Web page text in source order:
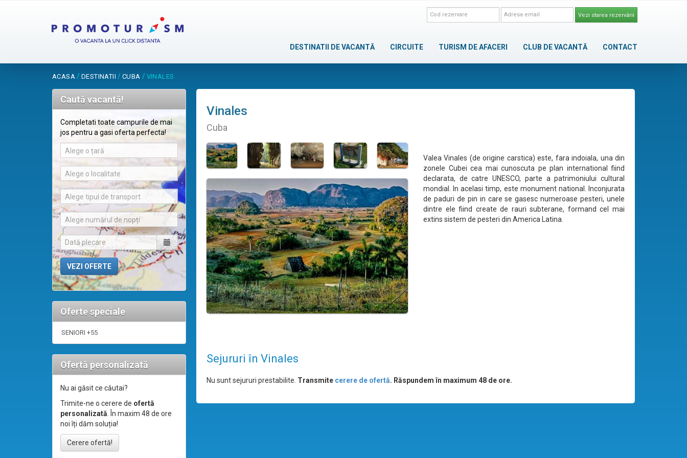
Vezi starea rezervării
DESTINATII DE VACANTĂ CIRCUITE TURISM DE AFACERI CLUB DE VACANTĂ CONTACT
ACASA / DESTINATII / CUBA / VINALES
Caută vacantă!
Completati toate campurile de mai
jos pentru a gasi oferta perfecta!
Alege o țară
Alege o localitate
Alege tipul de transport
Alege numărul de nopți
Oferte speciale
SENIORI +55
Ofertă personalizată
Nu ai găsit ce căutai?
Trimite-ne o cerere de ofertă
personalizată. În maxim 48 de ore
noi îți dăm soluția!
Cerere ofertă!
Vinales
Cuba
Valea Vinales (de origine carstica) este, fara indoiala, una din
zonele Cubei cea mai cunoscuta pe plan international fiind
declarata, de catre UNESCO, parte a patrimoniului cultural
mondial. In acelasi timp, este monument national. Inconjurata
de paduri de pin in care se gasesc numeroase pesteri, unele
dintre ele fiind create de rauri subterane, formand cel mai
extins sistem de pesteri din America Latina.
Sejururi în Vinales
Nu sunt sejururi prestabilite. Transmite cerere de ofertă. Răspundem în maximum 48 de ore.